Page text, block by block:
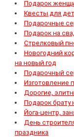
Подарок
Квесты для
Подарочные
Подарок на
Стрелковый
Новогодний
на новый год
Подарочный
Изготовление
Дорогие,
Подарок брату
Йога-центр,
День
праздника